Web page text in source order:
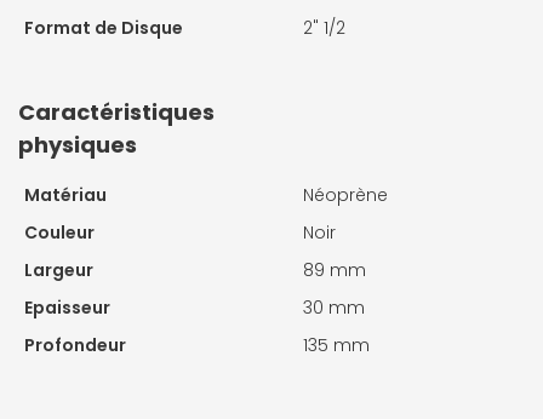
Format de Disque 2" 1/2
Caractéristiques
physiques
Matériau
Néoprène
Couleur
Noir
Largeur
89 mm
Epaisseur
30 mm
Profondeur
135 mm